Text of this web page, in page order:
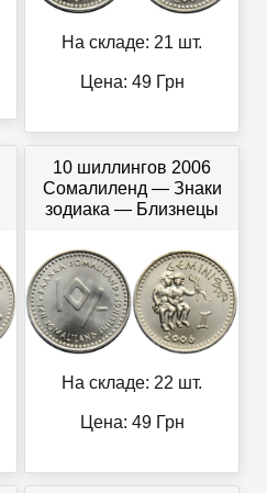
На складе: 21 шт.
Цена: 49Грн
10 шиллингов 2006
Сомалиленд — Знаки
зодиака — Близнецы
На складе: 22 шт.
Цена: 49Грн